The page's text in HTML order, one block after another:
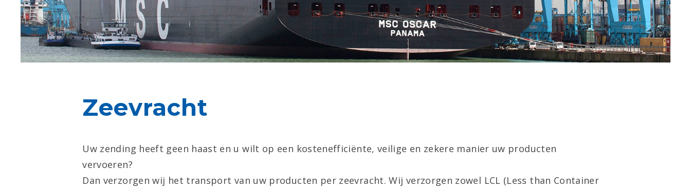
Zeevracht
Uw zending heeft geen haast en u wilt op een kostenefficiënte, veilige en zekere manier uw producten
vervoeren?
Dan verzorgen wij het transport van uw producten per zeevracht. Wij verzorgen zowel LCL (Less than Container